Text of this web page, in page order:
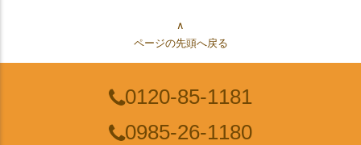
∧
ページの先頭へ戻る
0120-85-1181
0985-26-1180